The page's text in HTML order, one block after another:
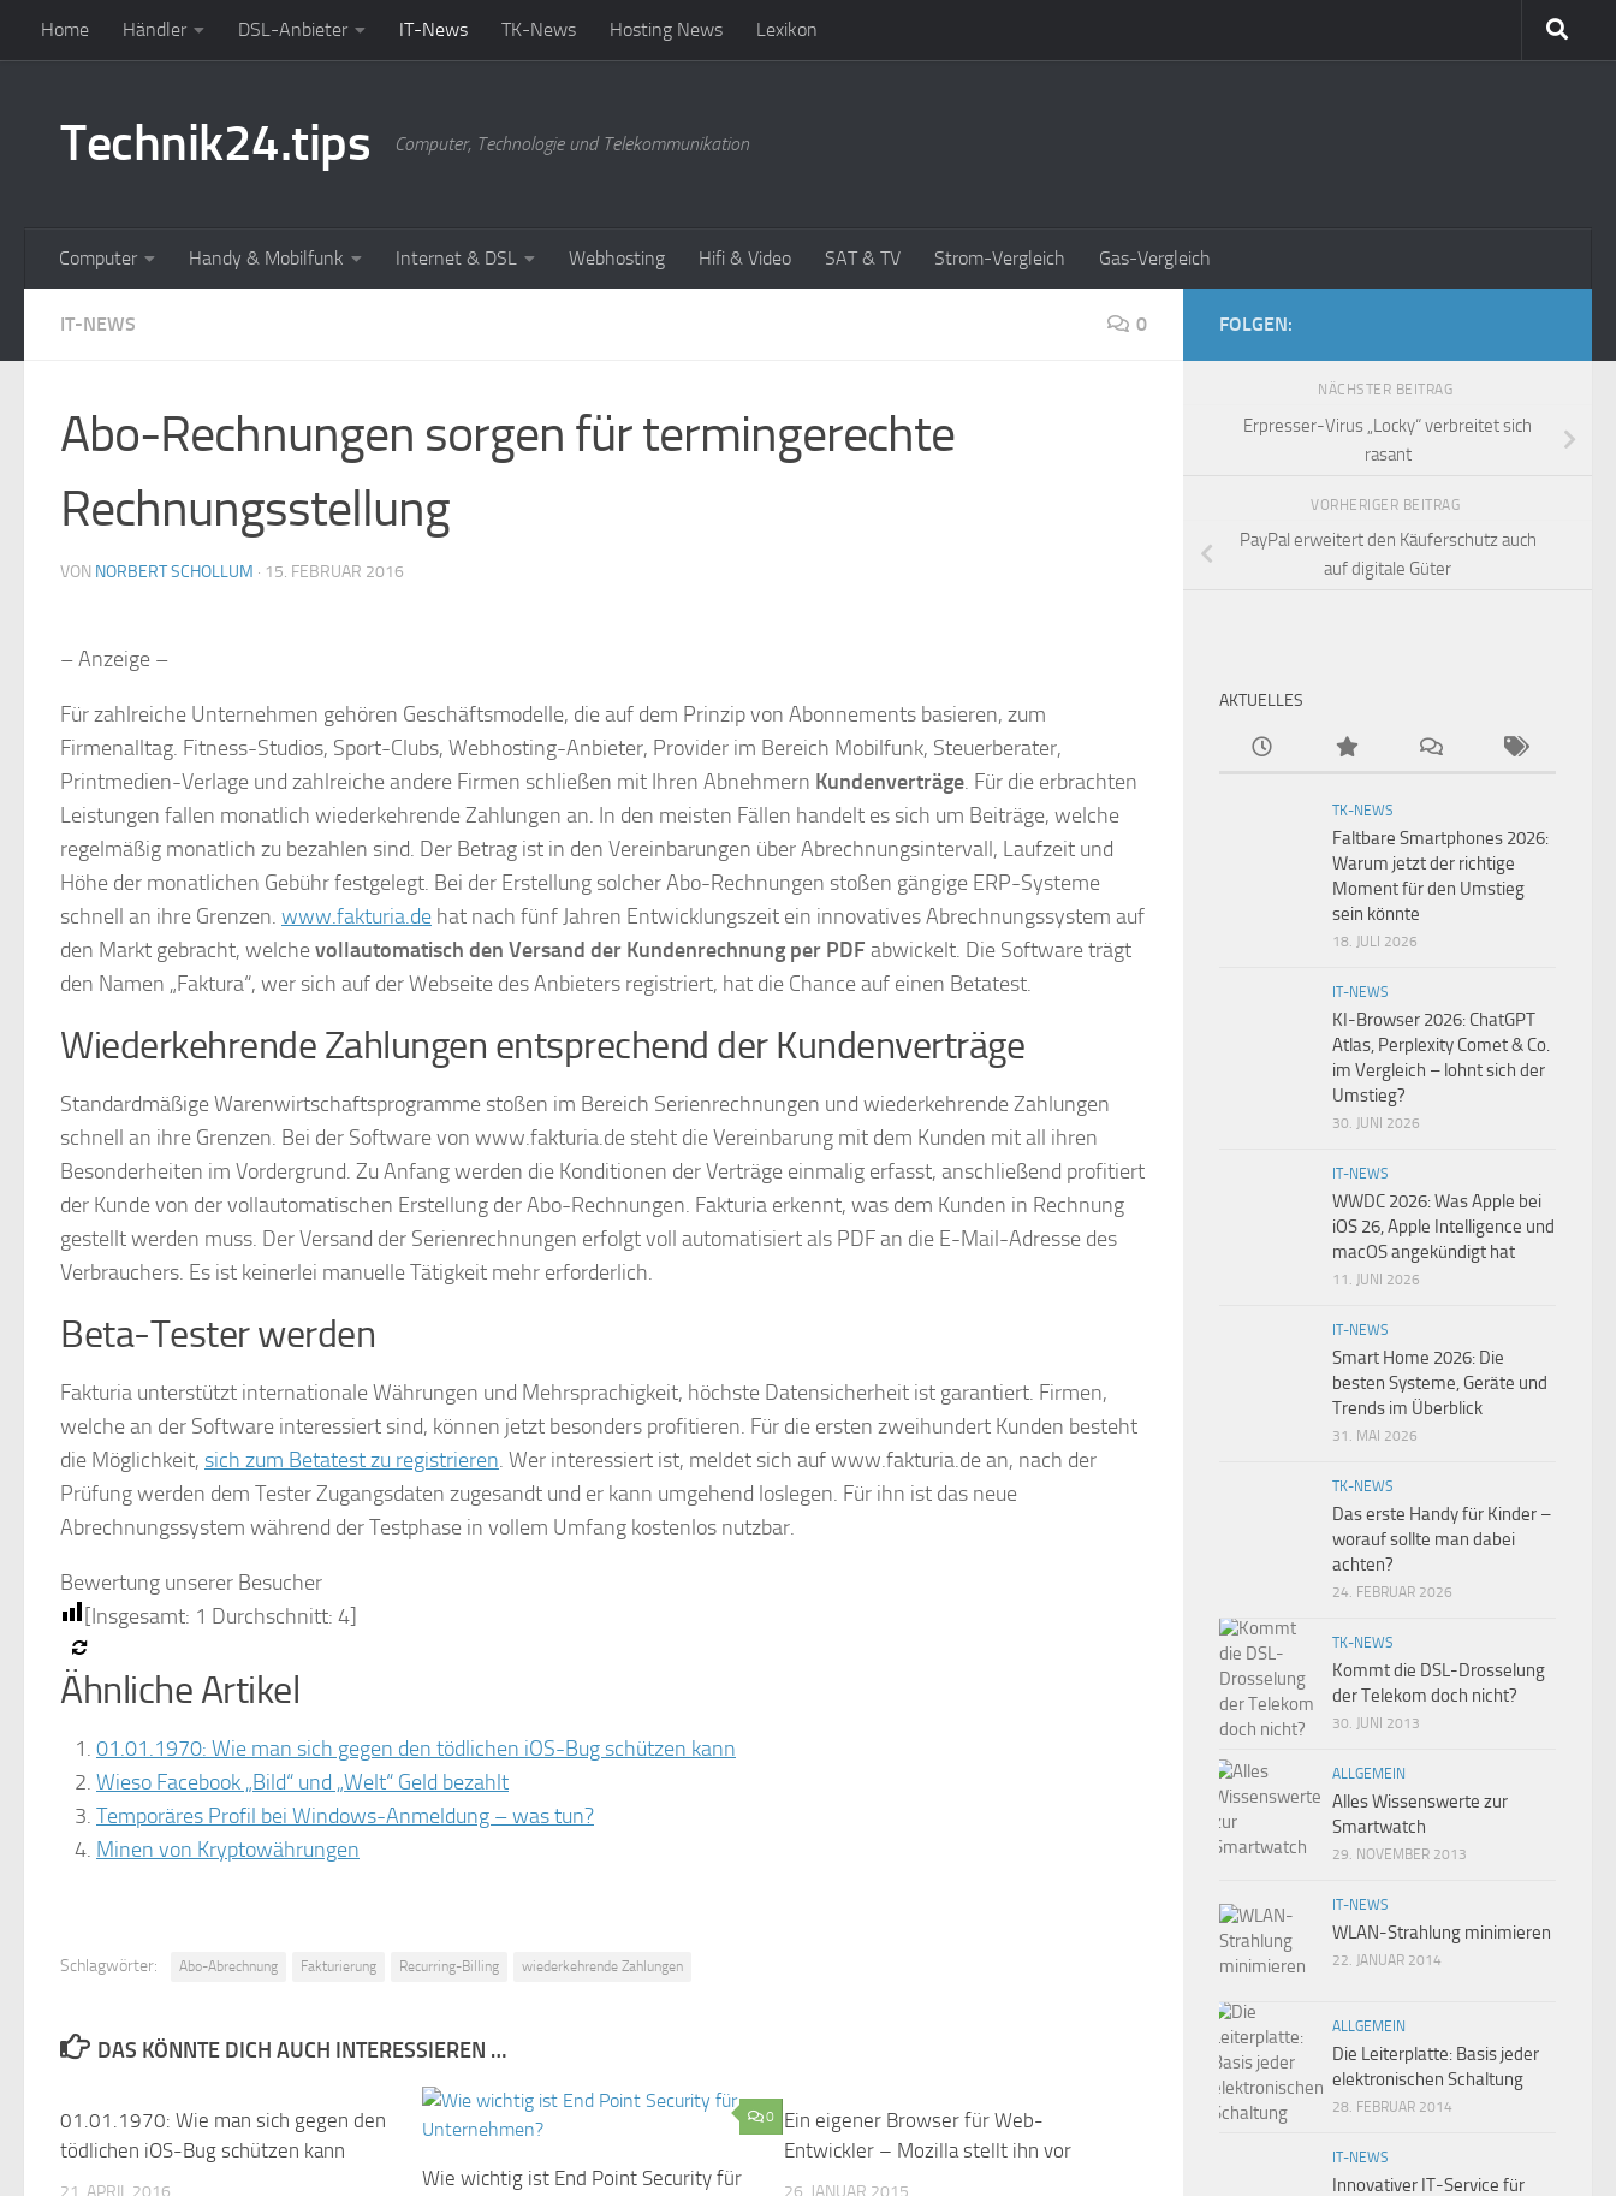
Zum Inhalt springen
Home Händler DSL-Anbieter IT-News TK-News Hosting News Lexikon
Technik24.tips Computer, Technologie und Telekommunikation
Computer Handy & Mobilfunk Internet & DSL Webhosting Hifi & Video SAT & TV Strom-Vergleich Gas-Vergleich
IT-NEWS 0
Abo-Rechnungen sorgen für termingerechte
Rechnungsstellung
VON NORBERT SCHOLLUM · 15. FEBRUAR 2016
– Anzeige –
Für zahlreiche Unternehmen gehören Geschäftsmodelle, die auf dem Prinzip von Abonnements basieren, zum
Firmenalltag. Fitness-Studios, Sport-Clubs, Webhosting-Anbieter, Provider im Bereich Mobilfunk, Steuerberater,
Printmedien-Verlage und zahlreiche andere Firmen schließen mit Ihren Abnehmern Kundenverträge. Für die erbrachten
Leistungen fallen monatlich wiederkehrende Zahlungen an. In den meisten Fällen handelt es sich um Beiträge, welche
regelmäßig monatlich zu bezahlen sind. Der Betrag ist in den Vereinbarungen über Abrechnungsintervall, Laufzeit und
Höhe der monatlichen Gebühr festgelegt. Bei der Erstellung solcher Abo-Rechnungen stoßen gängige ERP-Systeme
schnell an ihre Grenzen. www.fakturia.de hat nach fünf Jahren Entwicklungszeit ein innovatives Abrechnungssystem auf
den Markt gebracht, welchevollautomatisch den Versand der Kundenrechnung per PDF abwickelt. Die Software trägt
den Namen „Faktura“, wer sich auf der Webseite des Anbieters registriert, hat die Chance auf einen Betatest.
Wiederkehrende Zahlungen entsprechend der Kundenverträge
Standardmäßige Warenwirtschaftsprogramme stoßen im Bereich Serienrechnungen und wiederkehrende Zahlungen
schnell an ihre Grenzen. Bei der Software von www.fakturia.de steht die Vereinbarung mit dem Kunden mit all ihren
Besonderheiten im Vordergrund. Zu Anfang werden die Konditionen der Verträge einmalig erfasst, anschließend profitiert
der Kunde von der vollautomatischen Erstellung der Abo-Rechnungen. Fakturia erkennt, was dem Kunden in Rechnung
gestellt werden muss. Der Versand der Serienrechnungen erfolgt voll automatisiert als PDF an die E-Mail-Adresse des
Verbrauchers. Es ist keinerlei manuelle Tätigkeit mehr erforderlich.
Beta-Tester werden
Fakturia unterstützt internationale Währungen und Mehrsprachigkeit, höchste Datensicherheit ist garantiert. Firmen,
welche an der Software interessiert sind, können jetzt besonders profitieren. Für die ersten zweihundert Kunden besteht
die Möglichkeit, sich zum Betatest zu registrieren. Wer interessiert ist, meldet sich auf www.fakturia.de an, nach der
Prüfung werden dem Tester Zugangsdaten zugesandt und er kann umgehend loslegen. Für ihn ist das neue
Abrechnungssystem während der Testphase in vollem Umfang kostenlos nutzbar.
Bewertung unserer Besucher
[Insgesamt: 1 Durchschnitt: 4]
Ähnliche Artikel
01.01.1970: Wie man sich gegen den tödlichen iOS-Bug schützen kann
Wieso Facebook „Bild“ und „Welt“ Geld bezahlt
Temporäres Profil bei Windows-Anmeldung – was tun?
Minen von Kryptowährungen
Schlagwörter: Abo-Abrechnung Fakturierung Recurring-Billing wiederkehrende Zahlungen
DAS KÖNNTE DICH AUCH INTERESSIEREN …
01.01.1970: Wie man sich gegen den
tödlichen iOS-Bug schützen kann
21. APRIL 2016
0
Wie wichtig ist End Point Security für
Ein eigener Browser für Web-
Entwickler – Mozilla stellt ihn vor
26. JANUAR 2015
FOLGEN:
NÄCHSTER BEITRAG
Erpresser-Virus „Locky“ verbreitet sich
rasant
VORHERIGER BEITRAG
PayPal erweitert den Käuferschutz auch
auf digitale Güter
AKTUELLES
TK-NEWS
Faltbare Smartphones 2026:
Warum jetzt der richtige
Moment für den Umstieg
sein könnte
18. JULI 2026
IT-NEWS
KI-Browser 2026: ChatGPT
Atlas, Perplexity Comet & Co.
im Vergleich – lohnt sich der
Umstieg?
30. JUNI 2026
IT-NEWS
WWDC 2026: Was Apple bei
iOS 26, Apple Intelligence und
macOS angekündigt hat
11. JUNI 2026
IT-NEWS
Smart Home 2026: Die
besten Systeme, Geräte und
Trends im Überblick
31. MAI 2026
TK-NEWS
Das erste Handy für Kinder –
worauf sollte man dabei
achten?
24. FEBRUAR 2026
TK-NEWS
Kommt die DSL-Drosselung
der Telekom doch nicht?
30. JUNI 2013
ALLGEMEIN
Alles Wissenswerte zur
Smartwatch
29. NOVEMBER 2013
IT-NEWS
WLAN-Strahlung minimieren
22. JANUAR 2014
ALLGEMEIN
Die Leiterplatte: Basis jeder
elektronischen Schaltung
28. FEBRUAR 2014
IT-NEWS
Innovativer IT-Service für